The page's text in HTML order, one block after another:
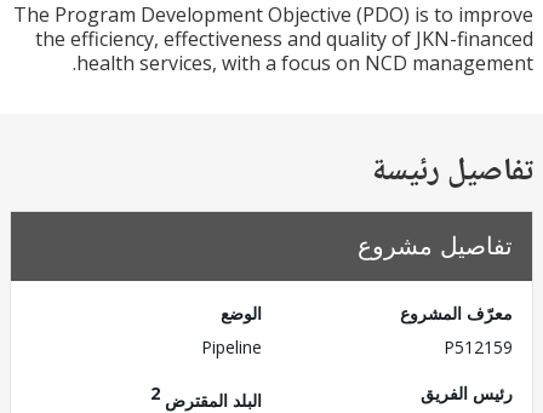
The Program Development Objective (PDO) is to
the efficiency, effectiveness and quality of JKN-
health services, with a focus on NCD
رئيسة
مشروع
المشروع
الفريق
البلد المقترض